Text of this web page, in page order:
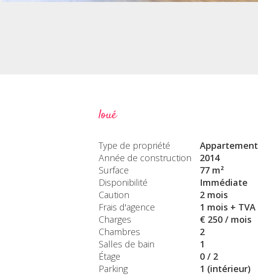
loué
Type de propriété
Appartement
Année de construction
2014
Surface
77 m²
Disponibilité
Immédiate
Caution
2 mois
Frais d'agence
1 mois + TVA
Charges
€ 250 / mois
Chambres
2
Salles de bain
1
Étage
0 / 2
Parking
1 (intérieur)